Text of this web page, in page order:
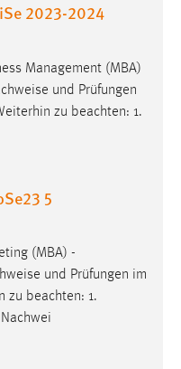
2023-2024
Management (MBA)
und Prüfungen
zu beachten: 1.
5
(MBA) -
und Prüfungen im
zu beachten: 1.
und Social Media